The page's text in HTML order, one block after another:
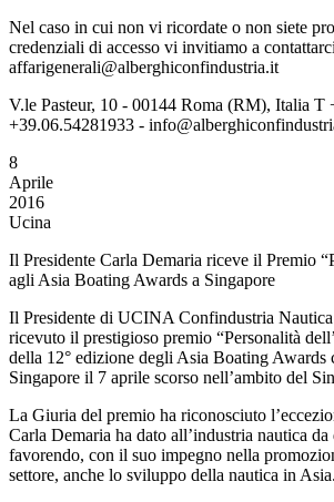
Nel caso in cui non vi ricordate o non siete
credenziali di accesso vi invitiamo a
affarigenerali@alberghiconfindustria.it
V.le Pasteur, 10 - 00144 Roma (RM), Italia T
+39.06.54281933 -
8
Aprile
2016
Ucina
Il Presidente Carla Demaria riceve il Premio
agli Asia Boating Awards a Singapore
Il Presidente di UCINA Confindustria
ricevuto il prestigioso premio “Personalità
della 12° edizione degli Asia Boating Awards
Singapore il 7 aprile scorso nell’ambito del
La Giuria del premio ha riconosciuto
Carla Demaria ha dato all’industria nautica
favorendo, con il suo impegno nella
settore, anche lo sviluppo della nautica in Asia.